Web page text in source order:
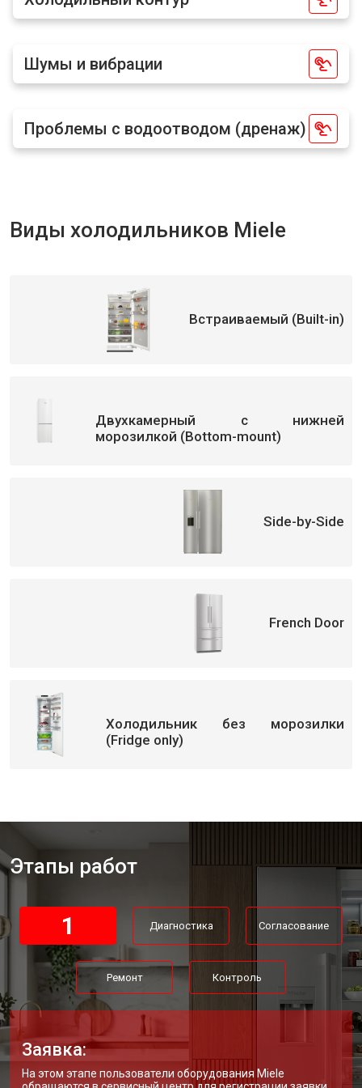
Шумы и вибрации
Проблемы с водоотводом (дренаж)
Виды холодильников Miele
Встраиваемый (Built-in)
Двухкамерный с нижней
морозилкой (Bottom-mount)
Side-by-Side
French Door
Холодильник без морозилки
(Fridge only)
Этапы работ
1 Диагностика Согласование
Ремонт Контроль
Заявка:
На этом этапе пользователи оборудования Miele